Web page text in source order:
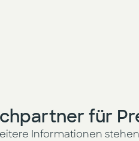
für
Informationen